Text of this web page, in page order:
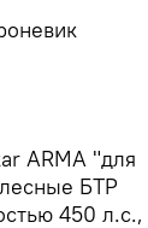
ARMA "для
БТР
450 л.с.,